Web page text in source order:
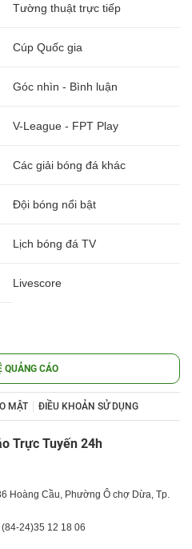
Tường thuật trực tiếp
Cúp Quốc gia
Góc nhìn - Bình luận
V-League - FPT Play
Các giải bóng đá khác
Đội bóng nổi bật
Lịch bóng đá TV
Livescore
QUẢNG CÁO
MẬT ĐIỀU KHOẢN SỬ DỤNG
Trực Tuyến 24h
Hoàng Cầu, Phường Ô chợ Dừa, Tp.
(84-24)35 12 18 06